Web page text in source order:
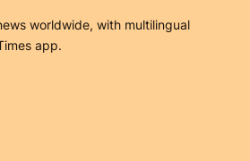
worldwide, with multilingual
app.